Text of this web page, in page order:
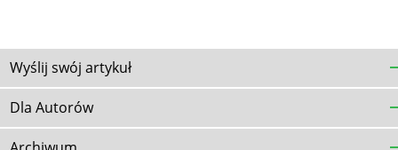
Wyślij swój artykuł
Dla Autorów